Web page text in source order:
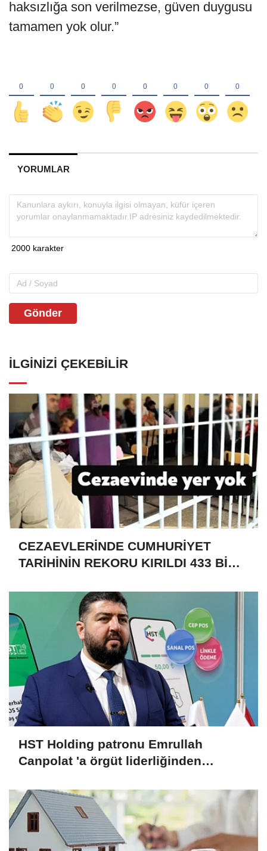
haksızlığa son verilmezse, güven duygusu
tamamen yok olur.”
YORUMLAR
Gönder
İLGINIZI ÇEKEBILIR
CEZAEVLERİNDE CUMHURİYET
TARİHİNİN REKORU KIRILDI 433 BİN
HST Holding patronu Emrullah
Canpolat 'a örgüt liderliğinden
malvarlığına el konuldu